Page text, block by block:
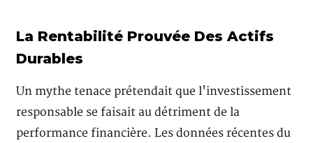
La Rentabilité Prouvée Des Actifs
Durables
Un mythe tenace prétendait que l'investissement
responsable se faisait au détriment de la
performance financière. Les données récentes du